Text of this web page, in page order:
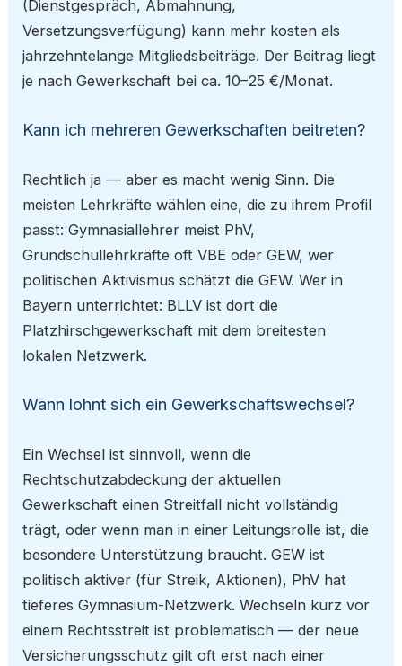
(Dienstgespräch, Abmahnung,
Versetzungsverfügung) kann mehr kosten als
jahrzehntelange Mitgliedsbeiträge. Der Beitrag liegt
je nach Gewerkschaft bei ca. 10–25 €/Monat.
Kann ich mehreren Gewerkschaften beitreten?
Rechtlich ja — aber es macht wenig Sinn. Die
meisten Lehrkräfte wählen eine, die zu ihrem Profil
passt: Gymnasiallehrer meist PhV,
Grundschullehrkräfte oft VBE oder GEW, wer
politischen Aktivismus schätzt die GEW. Wer in
Bayern unterrichtet: BLLV ist dort die
Platzhirschgewerkschaft mit dem breitesten
lokalen Netzwerk.
Wann lohnt sich ein Gewerkschaftswechsel?
Ein Wechsel ist sinnvoll, wenn die
Rechtschutzabdeckung der aktuellen
Gewerkschaft einen Streitfall nicht vollständig
trägt, oder wenn man in einer Leitungsrolle ist, die
besondere Unterstützung braucht. GEW ist
politisch aktiver (für Streik, Aktionen), PhV hat
tieferes Gymnasium-Netzwerk. Wechseln kurz vor
einem Rechtsstreit ist problematisch — der neue
Versicherungsschutz gilt oft erst nach einer